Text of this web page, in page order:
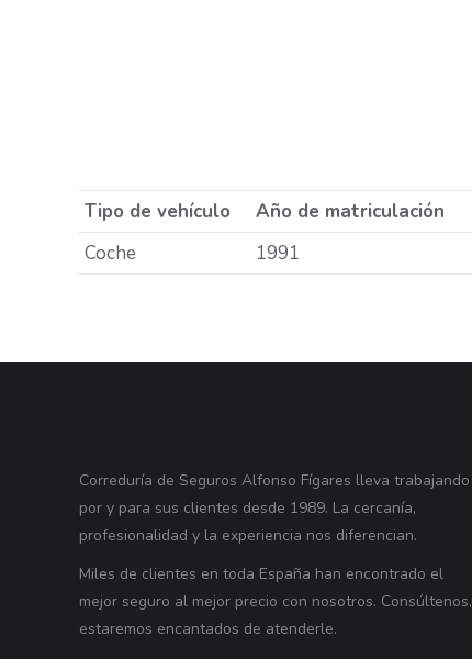
Tipo de vehículo Año de matriculación
Coche
1991
Correduría de Seguros Alfonso Fígares lleva trabajando
por y para sus clientes desde 1989. La cercanía,
profesionalidad y la experiencia nos diferencian.
Miles de clientes en toda España han encontrado el
mejor seguro al mejor precio con nosotros. Consúltenos,
estaremos encantados de atenderle.